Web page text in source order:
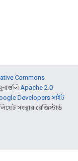
Commons
Apache 2.0
Developers সাইট
সংস্থার রেজিস্টার্ড